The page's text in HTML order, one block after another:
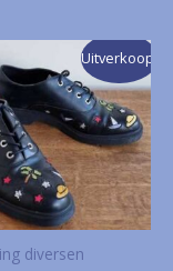
Uitverkoop!
diversen